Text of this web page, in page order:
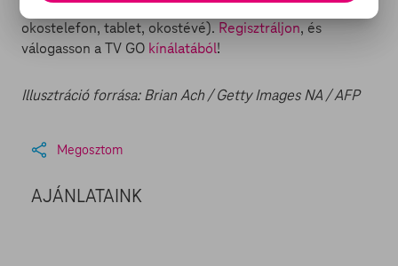
bármilyen regisztrált készüléken (számítógép,
okostelefon, tablet, okostévé). Regisztráljon, és
válogasson a TV GO kínálatából!
Illusztráció forrása: Brian Ach / Getty Images NA / AFP
Megosztom
AJÁNLATAINK